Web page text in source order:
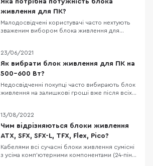
Яка потрібна потужність блока
живлення для ПК?
Малодосвідчені користувачі часто нехтують
зваженим вибором блока живлення для
здоров'я та довговічність всіх інших
компонентів ПК. У цій статті ми допоможемо
вибрати оптимальну потужність БЖ саме для
23/06/2021
Як вибрати блок живлення для ПК на
500-600 Вт?
Недосвідченні покупці часто вибирають блок
живлення на залишкові гроші вже після всіх
енергопостачання БЖ залежить здоров'я
материнської плати, відеокарти і особливо
дисків, тобто ще й збереження особистих
файлів (докуме
13/08/2022
Чим відрізняються блоки живлення
ATX, SFX, SFX-L, TFX, Flex, Pico?
Кабелями всі сучасні блоки живлення сумісні
з усіма комп'ютерними компонентами (24-піна